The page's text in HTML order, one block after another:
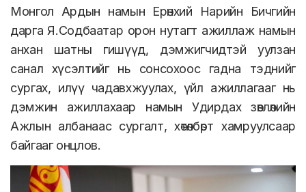
Монгол Ардын намын Ерөнхий Нарийн Бичгийн
дарга Я.Содбаатар орон нутагт ажиллаж намын
анхан шатны гишүүд, дэмжигчидтэй уулзан
санал хүсэлтийг нь сонсохоос гадна тэднийг
сургах, илүү чадавхжуулах, үйл ажиллагааг нь
дэмжин ажиллахаар намын Удирдах зөвлөлийн
Ажлын албанаас сургалт, хөтөлбөрт хамруулсаар
байгааг онцлов.